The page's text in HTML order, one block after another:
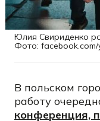
Юлия Свириденко
Фото: facebook.com/
В польском
работу
конференция,